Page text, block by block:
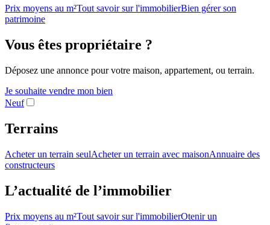
Prix moyens au m²Tout savoir sur l'immobilierBien gérer son
patrimoine
Vous êtes propriétaire ?
Déposez une annonce pour votre maison, appartement, ou terrain.
Je souhaite vendre mon bien
Neuf
Terrains
Acheter un terrain seulAcheter un terrain avec maisonAnnuaire des
constructeurs
L’actualité de l’immobilier
Prix moyens au m²Tout savoir sur l'immobilierOtenir un